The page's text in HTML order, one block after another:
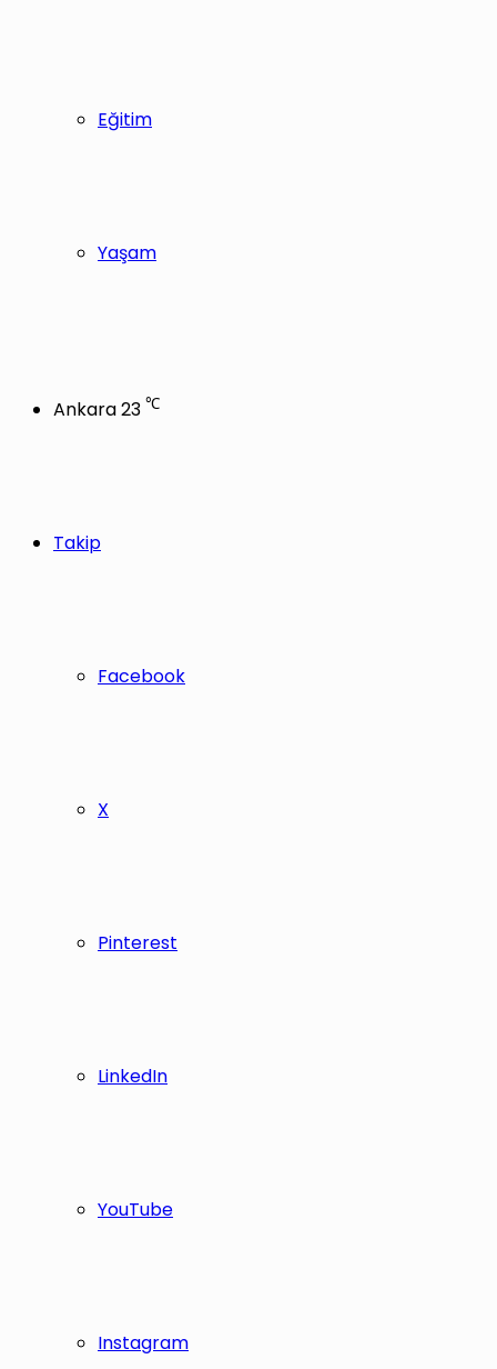
Eğitim
Yaşam
Ankara23 ℃
Takip
Facebook
X
Pinterest
LinkedIn
YouTube
Instagram